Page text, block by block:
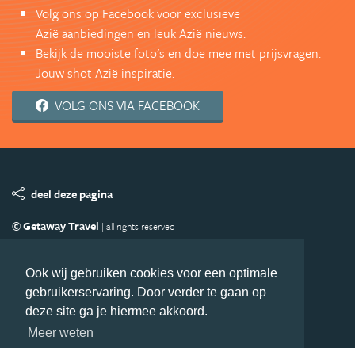
Ook wij gebruiken cookies voor een optimale
gebruikerservaring. Door verder te gaan op
deze site ga je hiermee akkoord.
Meer weten
Volg ons op Facebook voor exclusieve
Azië aanbiedingen en leuk Azië nieuws.
Bekijk de mooiste foto's en doe mee met prijsvragen.
Jouw shot Azië inspiratie.
VOLG ONS VIA FACEBOOK
deel deze pagina
© Getaway Travel | all rights reserved
Copyright
Privacy statement Disclaimer
Cookies
Volg Azie.nl
Nieuwsbrief
Facebook